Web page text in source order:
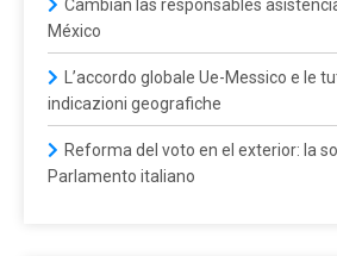
Cambian las responsables
México
L’accordo globale Ue-Messico e le
indicazioni geografiche
Reforma del voto en el exterior: la
Parlamento italiano